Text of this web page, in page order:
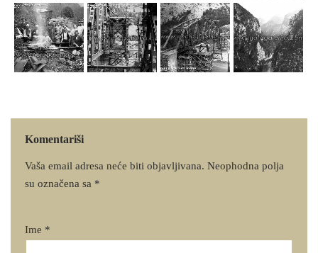
Komentariši
Vaša email adresa neće biti objavljivana. Neophodna polja
su označena sa *
Ime *